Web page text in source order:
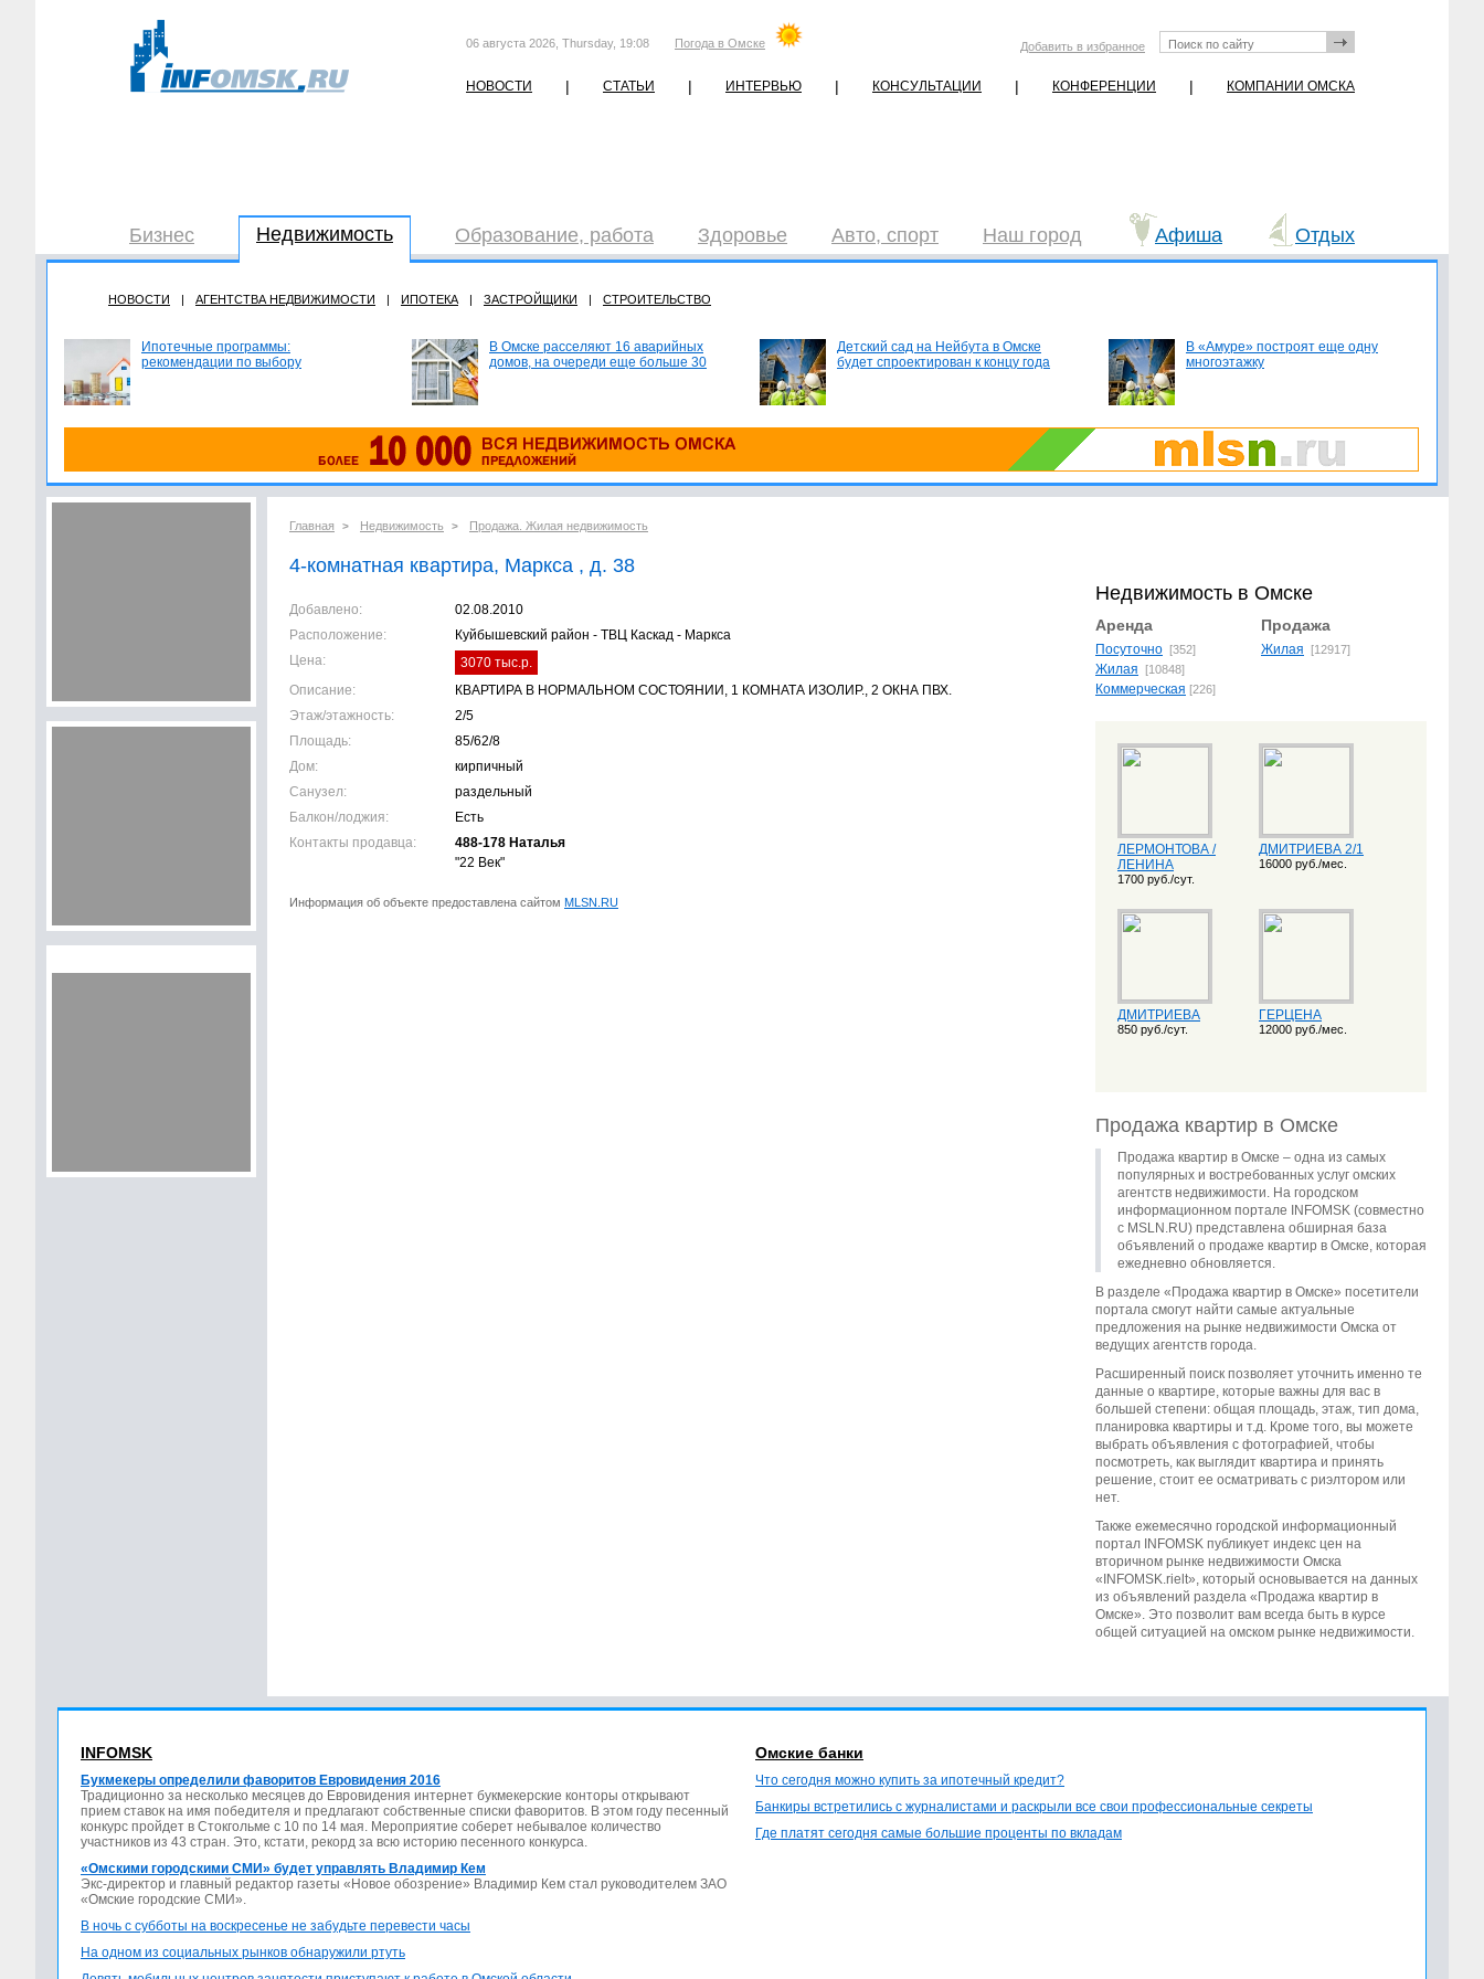
06 августа 2026, Thursday, 19:08 Погода в Омске Добавить в избранное
НОВОСТИ | СТАТЬИ | ИНТЕРВЬЮ | КОНСУЛЬТАЦИИ | КОНФЕРЕНЦИИ | КОМПАНИИ ОМСКА
Бизнес Недвижимость Образование, работа Здоровье Авто, спорт Наш город Афиша Отдых
НОВОСТИ | АГЕНТСТВА НЕДВИЖИМОСТИ | ИПОТЕКА | ЗАСТРОЙЩИКИ | СТРОИТЕЛЬСТВО
Ипотечные программы:
рекомендации по выбору
В Омске расселяют 16 аварийных
домов, на очереди еще больше 30
Детский сад на Нейбута в Омске
будет спроектирован к концу года
В «Амуре» построят еще одну
многоэтажку
Главная > Недвижимость > Продажа. Жилая недвижимость
4-комнатная квартира, Маркса , д. 38
Добавлено:
02.08.2010
Расположение:
Куйбышевский район - ТВЦ Каскад - Маркса
Цена:
3070 тыс.р.
Описание:
КВАРТИРА В НОРМАЛЬНОМ СОСТОЯНИИ, 1 КОМНАТА ИЗОЛИР., 2 ОКНА ПВХ.
Этаж/этажность:
2/5
Площадь:
85/62/8
Дом:
кирпичный
Санузел:
раздельный
Балкон/лоджия:
Есть
Контакты продавца:
488-178 Наталья
"22 Век"
Информация об объекте предоставлена сайтом MLSN.RU
Недвижимость в Омске
Аренда Продажа
Посуточно [352]
Жилая [10848]
Коммерческая [226]
Жилая [12917]
ЛЕРМОНТОВА /
ЛЕНИНА
1700 руб./сут.
ДМИТРИЕВА 2/1
16000 руб./мес.
ДМИТРИЕВА
850 руб./сут.
ГЕРЦЕНА
12000 руб./мес.
Продажа квартир в Омске
Продажа квартир в Омске – одна из самых
популярных и востребованных услуг омских
агентств недвижимости. На городском
информационном портале INFOMSK (совместно
с MSLN.RU) представлена обширная база
объявлений о продаже квартир в Омске, которая
ежедневно обновляется.
В разделе «Продажа квартир в Омске» посетители
портала смогут найти самые актуальные
предложения на рынке недвижимости Омска от
ведущих агентств города.
Расширенный поиск позволяет уточнить именно те
данные о квартире, которые важны для вас в
большей степени: общая площадь, этаж, тип дома,
планировка квартиры и т.д. Кроме того, вы можете
выбрать объявления с фотографией, чтобы
посмотреть, как выглядит квартира и принять
решение, стоит ее осматривать с риэлтором или
нет.
Также ежемесячно городской информационный
портал INFOMSK публикует индекс цен на
вторичном рынке недвижимости Омска
«INFOMSK.rielt», который основывается на данных
из объявлений раздела «Продажа квартир в
Омске». Это позволит вам всегда быть в курсе
общей ситуацией на омском рынке недвижимости.
INFOMSK
Букмекеры определили фаворитов Евровидения 2016
Традиционно за несколько месяцев до Евровидения интернет букмекерские конторы открывают
прием ставок на имя победителя и предлагают собственные списки фаворитов. В этом году песенный
конкурс пройдет в Стокгольме с 10 по 14 мая. Мероприятие соберет небывалое количество
участников из 43 стран. Это, кстати, рекорд за всю историю песенного конкурса.
«Омскими городскими СМИ» будет управлять Владимир Кем
Экс-директор и главный редактор газеты «Новое обозрение» Владимир Кем стал руководителем ЗАО
«Омские городские СМИ».
В ночь с субботы на воскресенье не забудьте перевести часы
На одном из социальных рынков обнаружили ртуть
Омские банки
Что сегодня можно купить за ипотечный кредит?
Банкиры встретились с журналистами и раскрыли все свои профессиональные секреты
Где платят сегодня самые большие проценты по вкладам